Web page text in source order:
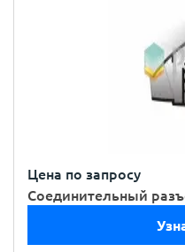
Цена по запросу
Соединительный